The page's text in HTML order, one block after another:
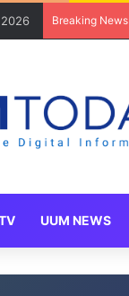
Breaking News
UUM NEWS